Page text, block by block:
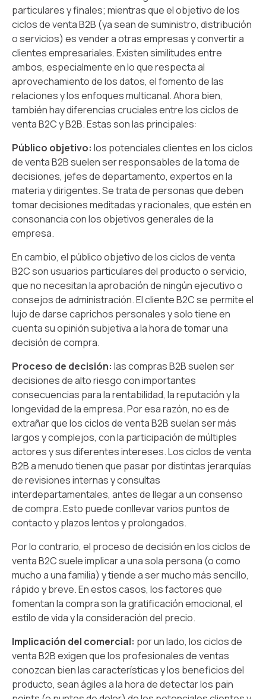
particulares y finales; mientras que el objetivo de los
ciclos de venta B2B (ya sean de suministro, distribución
o servicios) es vender a otras empresas y convertir a
clientes empresariales. Existen similitudes entre
ambos, especialmente en lo que respecta al
aprovechamiento de los datos, el fomento de las
relaciones y los enfoques multicanal. Ahora bien,
también hay diferencias cruciales entre los ciclos de
venta B2C y B2B. Estas son las principales:
Público objetivo: los potenciales clientes en los ciclos
de venta B2B suelen ser responsables de la toma de
decisiones, jefes de departamento, expertos en la
materia y dirigentes. Se trata de personas que deben
tomar decisiones meditadas y racionales, que estén en
consonancia con los objetivos generales de la
empresa.
En cambio, el público objetivo de los ciclos de venta
B2C son usuarios particulares del producto o servicio,
que no necesitan la aprobación de ningún ejecutivo o
consejos de administración. El cliente B2C se permite el
lujo de darse caprichos personales y solo tiene en
cuenta su opinión subjetiva a la hora de tomar una
decisión de compra.
Proceso de decisión: lascompras B2B suelen ser
decisiones de alto riesgo con importantes
consecuencias para la rentabilidad, la reputación y la
longevidad de la empresa. Por esa razón, no es de
extrañar que los ciclos de venta B2B suelan ser más
largos y complejos, con la participación de múltiples
actores y sus diferentes intereses. Los ciclos de venta
B2B a menudo tienen que pasar por distintas jerarquías
de revisiones internas y consultas
interdepartamentales, antes de llegar a un consenso
de compra. Esto puede conllevar varios puntos de
contacto y plazos lentos y prolongados.
Por lo contrario, el proceso de decisión en los ciclos de
venta B2C suele implicar a una sola persona (o como
mucho a una familia) y tiende a ser mucho más sencillo,
rápido y breve. En estos casos, los factores que
fomentan la compra son la gratificación emocional, el
estilo de vida y la consideración del precio.
Implicación del comercial: por un lado, losciclos de
venta B2B exigen que los profesionales de ventas
conozcan bien las características y los beneficios del
producto, sean ágiles a la hora de detectar los pain